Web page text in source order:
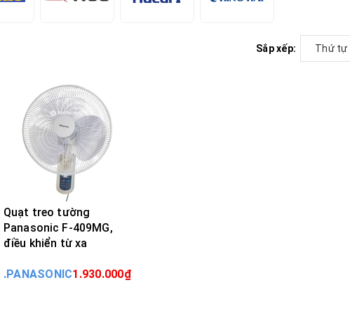
Sắp xếp: Thứ tự
Quạt treo tường
Panasonic F-409MG,
điều khiển từ xa
.PANASONIC1.930.000₫